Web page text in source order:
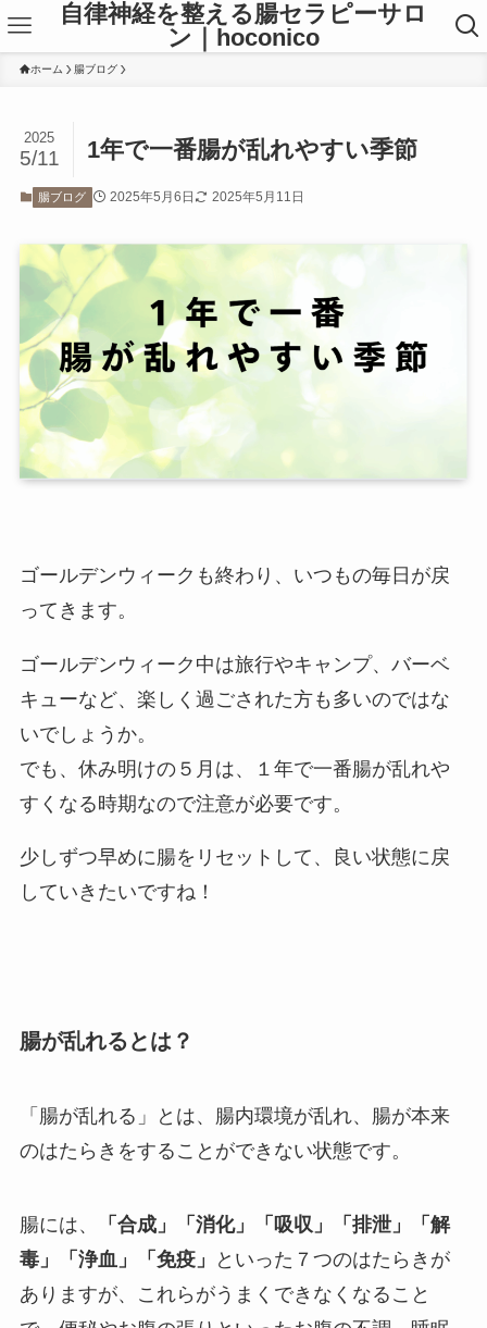
自律神経を整える腸セラピーサロ
ン｜hoconico
ホーム 腸ブログ
1年で一番腸が乱れやすい季節
2025
5/11
腸ブログ 2025年5月6日 2025年5月11日
ゴールデンウィークも終わり、いつもの毎日が戻
ってきます。
ゴールデンウィーク中は旅行やキャンプ、バーベ
キューなど、楽しく過ごされた方も多いのではな
いでしょうか。
でも、休み明けの５月は、１年で一番腸が乱れや
すくなる時期なので注意が必要です。
少しずつ早めに腸をリセットして、良い状態に戻
していきたいですね！
腸が乱れるとは？
「腸が乱れる」とは、腸内環境が乱れ、腸が本来
のはたらきをすることができない状態です。
腸には、
「合成」「消化」「吸収」「排泄」「解
毒」「浄血」「免疫」
といった７つのはたらきが
ありますが、これらがうまくできなくなること